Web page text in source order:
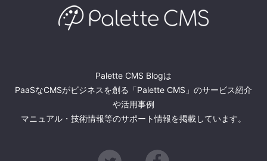
Palette CMS Blogは
PaaSなCMSがビジネスを創る「Palette CMS」のサービス紹介
や活用事例
マニュアル・技術情報等のサポート情報を掲載しています。
Twitter